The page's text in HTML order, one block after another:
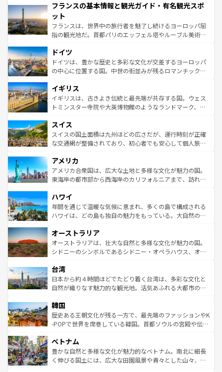
ませてくれるイタリアで、忘れられない旅をしてみよう！
なお、新着のイタリア情報は
しい。
文化が根付くこの国では、情熱的なフラメンコ、熱気あふ
れる闘牛、そして美味しいタパスが生活の一部となってい
る。首都マドリードの洗練された雰囲気や、バルセロナの
アートに溢れた街角から、地方では古代ローマ遺跡や中世
せる。地方によって風土や気候が異なるスペインはその個
性で訪れる人を魅了する。 なお、新着のスペイン情報は コ
ンテンツ一覧を参照してほしい。
フランスの基本情報と観光ガイド・有名観光スポ
ット
フランスは、世界中の旅行者を魅了し続けるヨーロッパ屈
指の観光地だ。首都パリのエッフェル塔やルーブル美術館
で、幅広い魅力が詰まっている。華麗な宮殿、歴史的な大
聖堂、美しいビーチ、そして豊かな自然が、訪れる者を心
から魅了する。また、フランスは美食の国としても知ら
いる。シャンパンの発祥地であるランス、プロヴァンスの
香り高いラベンダー畑など、多彩な楽しみ方が可能だ。さ
らに、パリ以外の地域にも魅力が溢れており、どの街角に
れる地方に足を運ぶとそれぞれで全く異なる文化を体験で
きるだろう。 なお、新着のフランス情報はコンテンツ一覧
を参照してほしい。
ドイツ
ドイツは、豊かな歴史と多彩な文化が交差するヨーロッパ
の中心に位置する国。中世の街並みが残るロマンチック街
顔を持つこの国は、どこを歩いても飽きることがない。ベ
ルリンの文化的活気、バイエルン州のアルプスの絶景、そ
してライン川沿いのワイン畑といった風景は必見。ビール
は、お酒好きな人にはぜひ体験してほしい。 なお、新着の
ドイツ情報はコンテンツ一覧を参照してほしい。
イギリス
イギリスは、古きよき伝統と最先端が共存する国。ウェス
トミンスター寺院や大英博物館のようなランドマーク、歴
リアごとに異なる魅力がある。また、優雅なアフタヌーン
ティー、ビール好きにはたまらない英国パブ、サッカー観
戦など、本場だからこそできる体験も豊富。イギリスを旅
ンツ一覧を参照してほしい。
スイス
スイスの国土面積は九州ほどの広さだが、運行時刻が正確
な交通網が整備されており、初心者でも安心して個人旅行
の建物がそのまま残る町や、スイスならではのユニークな
博物館もあり、アルプス観光だけでなく町歩きも満喫する
ことができる。国民の所得が高いため物価も高いが、旅行
ば市内交通費無料で観光を楽しむこともできる。 なお、新
着のスイス情報はコンテンツ一覧 を参照してほしい。
アメリカ
アメリカ合衆国は、広大な土地と多様な文化が魅力の国。
東海岸の都市部から西海岸のカリフォルニアまで、訪れる
のような巨大都市は、観光、ショッピング、エンターテイ
ンメントが詰まった刺激的なスポットだ。一方、アメリカ
西部には大自然が広がり、グランドキャニオンやイエロー
部のニューオーリンズでは、音楽と美食が融合した独特の
文化が魅力。旅行者はアメリカの各地域で異なる魅力を楽
しみながら、その多様性と豊かな歴史を感じることができ
ならではの贅沢な旅のスタイルだ。 なお、新着のアメリカ
情報はコンテンツ一覧を参照してほしい。
ハワイ
年間を通じて温暖な気候に恵まれ、多くの島で構成される
ハワイは、どの島も独自の魅力をもっている。大自然の神
ワイ島は見逃せない。また、定番の観光地といえばオアフ
島だが、静かな自然を求めるならマウイ島やカウアイ島が
おすすめ。エメラルドグリーンに輝く海をはじめ、豊かな
れるおもてなしの心で訪れる人々を迎えてくれるハワイの
人々、おいしいローカルフードやハワイアンミュージッ
ク、伝統的なフラダンスなど、すべてがハワイの魅力を彩
ワイを、存分に味わってほしい。 なお、新着のハワイ情報
はコンテンツ一覧を参照してほしい。
オーストラリア
オーストラリアは、壮大な自然と多様な文化が魅力の国。
シドニーのシンボルであるシドニー・オペラハウス、オー
リアリーフや大陸中央部にそびえるウルル（エアーズロッ
ク）、タスマニアの美しい原生林やケアンズの熱帯雨林な
ど、見どころがたくさん。また、カフェやワイン、オージ
いる。アクティビティも充実しており、サーフィンやダイ
ビング、ハイキングなど、アウトドア好きにはたまらな
い。オーストラリアの多彩な魅力を存分に味わいつくそ
参照してほしい。
台湾
日本から約４時間ほどでたどり着く台湾は、多彩な文化と
自然が織りなす魅力的な観光地。活気あふれる大都市の台
ン）、静ひつな山岳地帯である台湾東部など、都市の喧騒
と山間の静けさが共存しており、訪れる人に新しい発見と
驚きをもたらしてくれる。また、奥深い台湾の食文化も魅
容にもいいと評判のスイーツなど、バラエティ豊かな料理
が味わえる。 なお、新着の台湾情報は コンテンツ一覧を参
照してほしい。
韓国
歴史ある王朝文化が残る一方で、最先端のファッションやK
-POPで世界を席巻している韓国。首都ソウルの宮殿や伝統
き、地方に足を延ばせば四季折々の自然美を楽しむことが
できる。そして、キムチや焼肉、絶品のストリートフード
まで、さまざまな韓国料理が待っている。夜には、韓国な
ベトナム
豊かな自然と多様な文化が魅力的なベトナム。南北に細長
く伸びる国土には、広大な田園風景や青々とした山々、世